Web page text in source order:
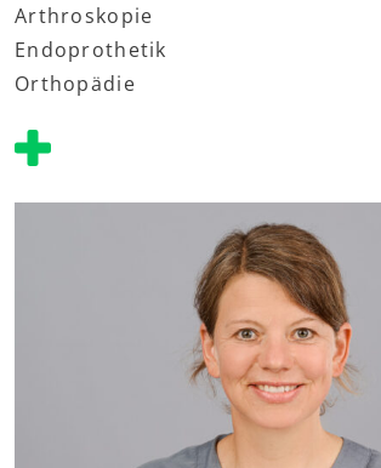
Arthroskopie
Endoprothetik
Orthopädie